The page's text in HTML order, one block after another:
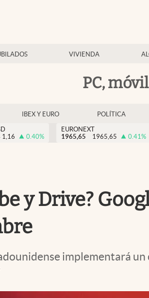
VIVIENDA
PC,
IBEX Y EURO POLÍTICA
1,16 0.40%
EURONEXT
1965,65
1965,65 0.41%
y Drive?
implementará